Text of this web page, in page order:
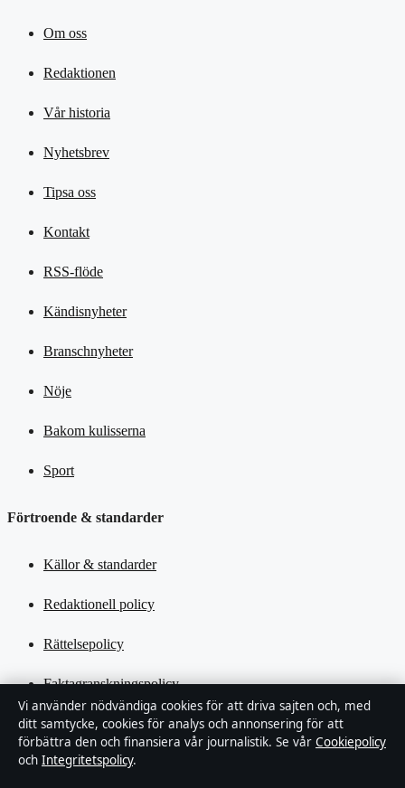
Om oss
Redaktionen
Vår historia
Nyhetsbrev
Tipsa oss
Kontakt
RSS-flöde
Kändisnyheter
Branschnyheter
Nöje
Bakom kulisserna
Sport
Förtroende & standarder
Källor & standarder
Redaktionell policy
Rättelsepolicy
Faktagranskningspolicy
Ägande & finansiering
Integritetspolicy
Vi använder nödvändiga cookies för att driva sajten och, med
ditt samtycke, cookies för analys och annonsering för att
förbättra den och finansiera vår journalistik. Se vår Cookiepolicy
och Integritetspolicy.